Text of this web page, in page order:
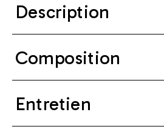
Description
Composition
Entretien